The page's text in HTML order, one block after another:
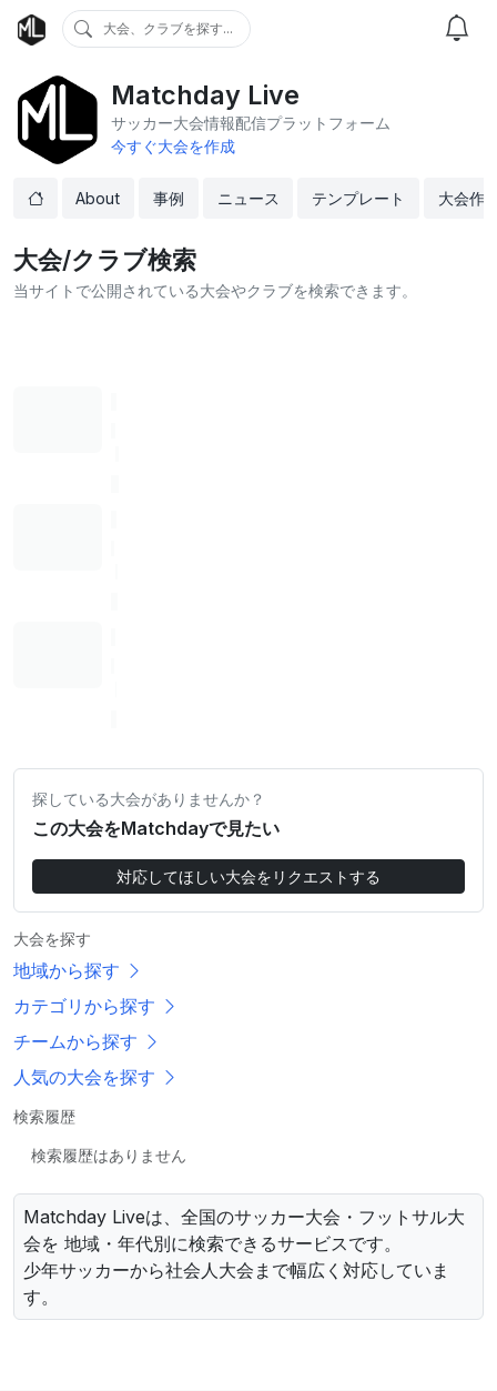
大会、クラブを探す...
Matchday Live
サッカー大会情報配信プラットフォーム
今すぐ大会を作成
About 事例 ニュース テンプレート 大会作
大会/クラブ検索
当サイトで公開されている大会やクラブを検索できます。
探している大会がありませんか？
この大会をMatchdayで見たい
対応してほしい大会をリクエストする
大会を探す
地域から探す
カテゴリから探す
チームから探す
人気の大会を探す
検索履歴
検索履歴はありません
Matchday Liveは、全国のサッカー大会・フットサル大
会を 地域・年代別に検索できるサービスです。
少年サッカーから社会人大会まで幅広く対応していま
す。